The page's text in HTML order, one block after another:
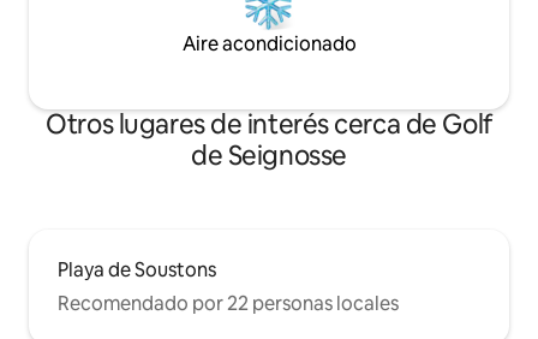
Aire acondicionado
Otros lugares de interés cerca de Golf
de Seignosse
Playa de Soustons
Recomendado por 22 personas locales